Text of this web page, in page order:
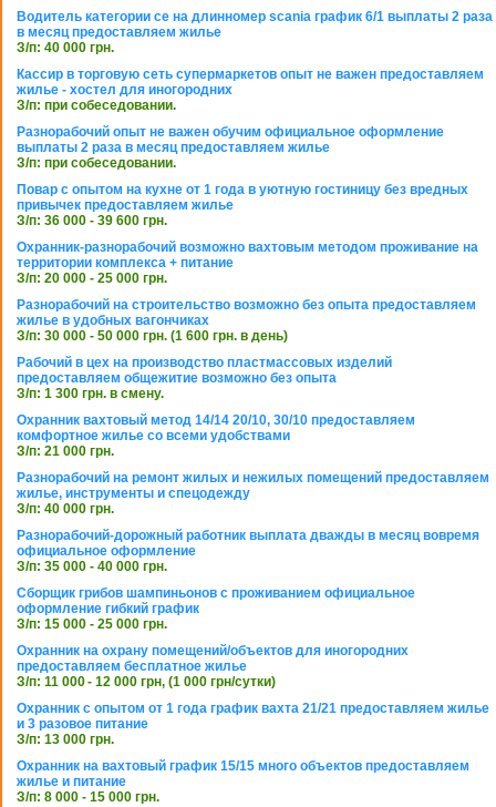
Водитель категории се на длинномер scania график 6/1 выплаты 2 раза
в месяц предоставляем жилье
З/п: 40 000 грн.
Кассир в торговую сеть супермаркетов опыт не важен предоставляем
жилье - хостел для иногородних
З/п: при собеседовании.
Разнорабочий опыт не важен обучим официальное оформление
выплаты 2 раза в месяц предоставляем жилье
З/п: при собеседовании.
Повар с опытом на кухне от 1 года в уютную гостиницу без вредных
привычек предоставляем жилье
З/п: 36 000 - 39 600 грн.
Охранник-разнорабочий возможно вахтовым методом проживание на
территории комплекса + питание
З/п: 20 000 - 25 000 грн.
Разнорабочий на строительство возможно без опыта предоставляем
жилье в удобных вагончиках
З/п: 30 000 - 50 000 грн. (1 600 грн. в день)
Рабочий в цех на производство пластмассовых изделий
предоставляем общежитие возможно без опыта
З/п: 1 300 грн. в смену.
Охранник вахтовый метод 14/14 20/10, 30/10 предоставляем
комфортное жилье со всеми удобствами
З/п: 21 000 грн.
Разнорабочий на ремонт жилых и нежилых помещений предоставляем
жилье, инструменты и спецодежду
З/п: 40 000 грн.
Разнорабочий-дорожный работник выплата дважды в месяц вовремя
официальное оформление
З/п: 35 000 - 40 000 грн.
Сборщик грибов шампиньонов с проживанием официальное
оформление гибкий график
З/п: 15 000 - 25 000 грн.
Охранник на охрану помещений/объектов для иногородних
предоставляем бесплатное жилье
З/п: 11 000 - 12 000 грн, (1 000 грн/сутки)
Охранник с опытом от 1 года график вахта 21/21 предоставляем жилье
и 3 разовое питание
З/п: 13 000 грн.
Охранник на вахтовый график 15/15 много объектов предоставляем
жилье и питание
З/п: 8 000 - 15 000 грн.